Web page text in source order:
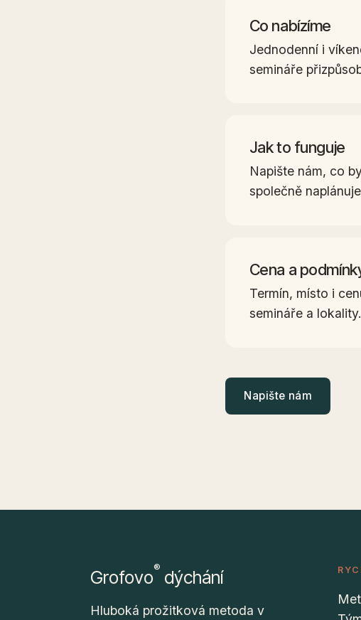
Co nabízíme
Jednodenní i
semináře
Jak to funguje
Napište nám, co
společně
Cena a
Termín, místo i
semináře a
Napište nám
Grofovo® dýchání
Hluboká prožitková metoda v